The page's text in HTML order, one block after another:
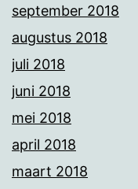
september 2018
augustus 2018
juli 2018
juni 2018
mei 2018
april 2018
maart 2018